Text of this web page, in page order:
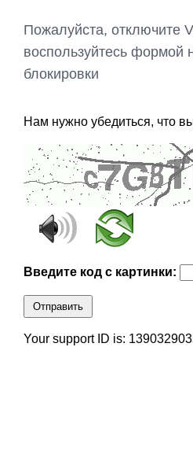
Пожалуйста, отключите
воспользуйтесь формой
блокировки
Нам нужно убедиться, что
Введите код с картинки:
Отправить
Your support ID is: